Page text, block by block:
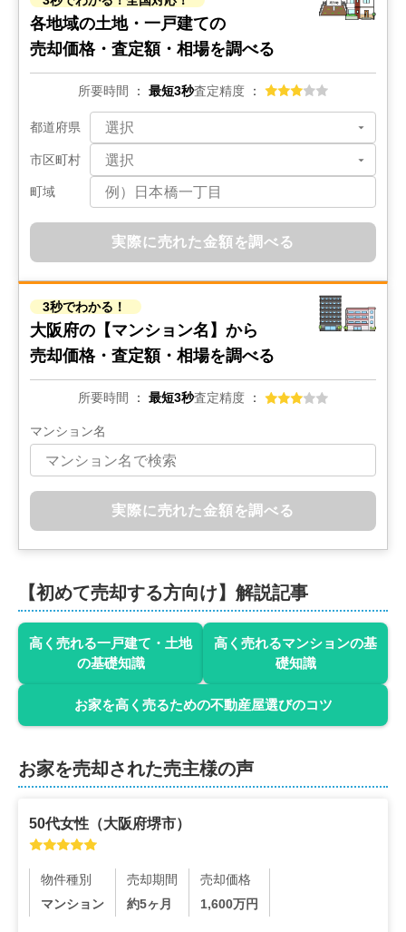
各地域の土地・一戸建ての
売却価格・査定額・相場を調べる
所要時間 最短3秒査定精度
都道府県
市区町村
町域
実際に売れた金額を調べる
3秒でわかる！
大阪府の 【マンション名】から
売却価格・査定額・相場を調べる
所要時間 最短3秒査定精度
マンション名
実際に売れた金額を調べる
【初めて売却する方向け】解説記事
高く売れる一戸建て・土地
の基礎知識
高く売れるマンションの基
礎知識
お家を高く売るための不動産屋選びのコツ
お家を売却された売主様の声
50代女性 （大阪府堺市）
物件種別
マンション
売却期間
約5ヶ月
売却価格
1,600万円